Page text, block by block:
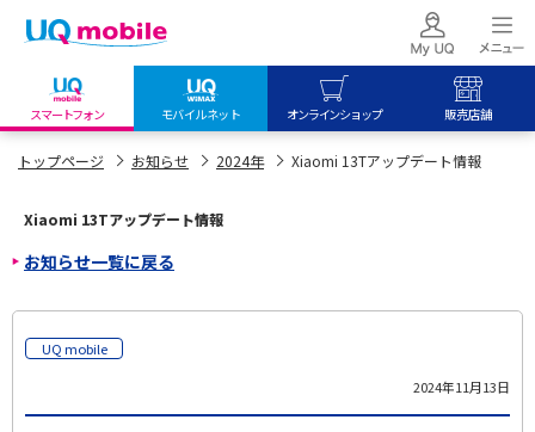
スマートフォン モバイルネット オンラインショップ 販売店舗
my UQ WiMAX
My UQ mobile
UQ mobile ご契約の方
UQ mobile
データチャージサイト
UQ mobile
UQ WiMAX
オンラインショップ
UQ mobile
UQ WiMAX
販売店舗
トップページ お知らせ 2024年 Xiaomi 13Tアップデート情報
Xiaomi 13Tアップデート情報
お知らせ一覧に戻る
UQ mobile
2024年11月13日